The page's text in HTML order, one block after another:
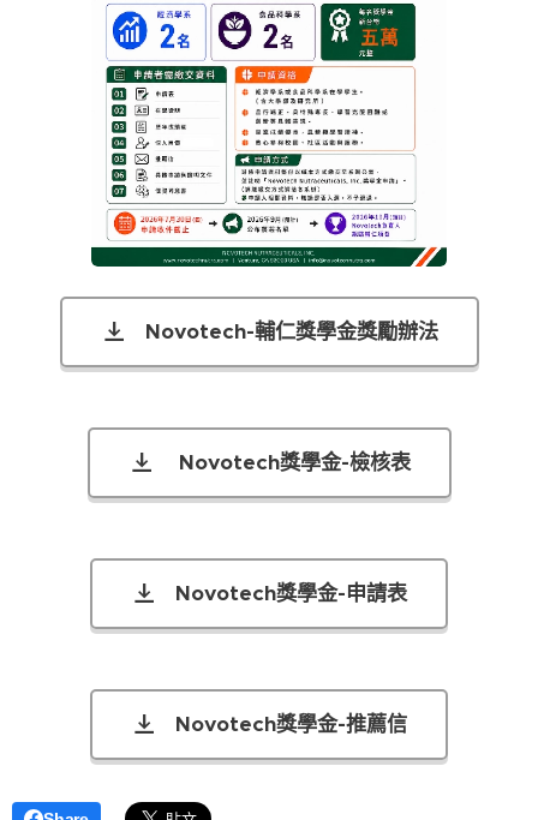
Novotech-輔仁獎學金獎勵辦法
Novotech獎學金-檢核表
Novotech獎學金-申請表
Novotech獎學金-推薦信